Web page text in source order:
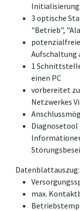
Initialisierung
3 optische
"Betrieb",
Aufschaltung
1
einen PC
vorbereitet
Netzwerkes
Diagnosetool
Datenblattauszug:
max.